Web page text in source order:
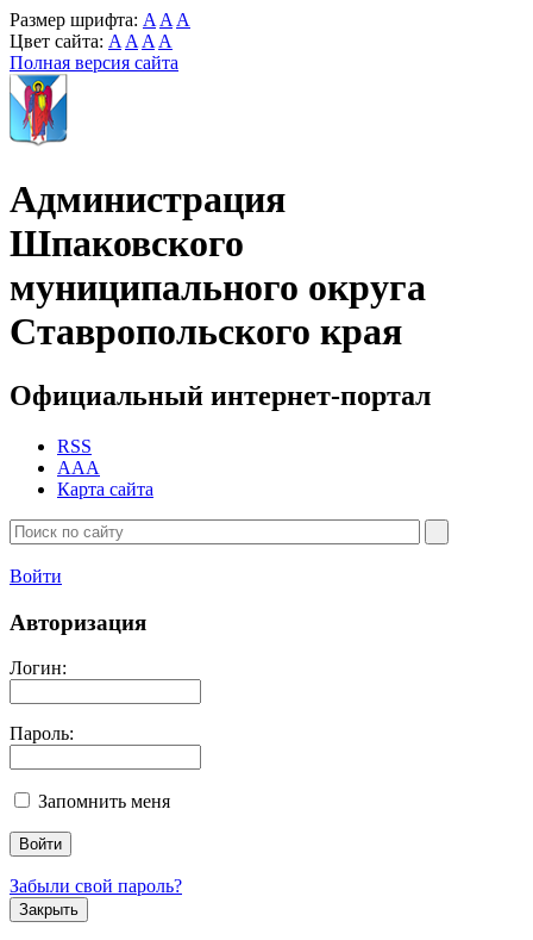
Размер шрифта: A A A
Цвет сайта: A A A A
Полная версия сайта
Администрация
Шпаковского
муниципального округа
Ставропольского края
Официальный интернет-портал
RSS
AAA
Карта сайта
Войти
Авторизация
Логин:
Пароль:
Запомнить меня
Забыли свой пароль?
Закрыть